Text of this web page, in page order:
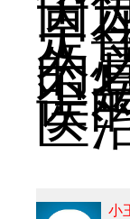
因
是
人
的
不
误
医
小